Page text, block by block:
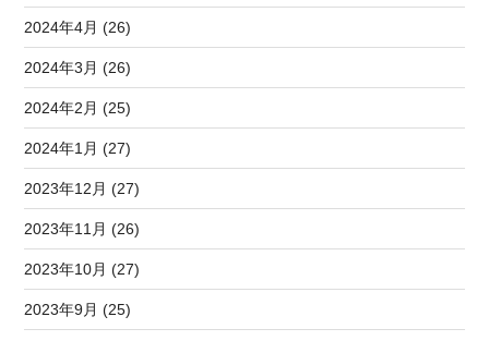
2024年4月 (26)
2024年3月 (26)
2024年2月 (25)
2024年1月 (27)
2023年12月 (27)
2023年11月 (26)
2023年10月 (27)
2023年9月 (25)